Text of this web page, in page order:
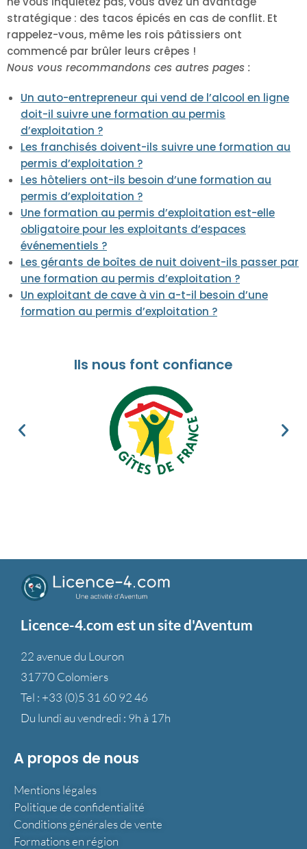
stratégique : des tacos épicés en cas de conflit. Et
rappelez-vous, même les rois pâtissiers ont
commencé par brûler leurs crêpes !
Nous vous recommandons ces autres pages :
Un auto-entrepreneur qui vend de l’alcool en ligne
doit-il suivre une formation au permis
d’exploitation ?
Les franchisés doivent-ils suivre une formation au
permis d’exploitation ?
Les hôteliers ont-ils besoin d’une formation au
permis d’exploitation ?
Une formation au permis d’exploitation est-elle
obligatoire pour les exploitants d’espaces
événementiels ?
Les gérants de boîtes de nuit doivent-ils passer par
une formation au permis d’exploitation ?
Un exploitant de cave à vin a-t-il besoin d’une
formation au permis d’exploitation ?
Ils nous font confiance
Licence-4.com est un site d'Aventum
22 avenue du Louron
31770 Colomiers
Tel : +33 (0)5 31 60 92 46
Du lundi au vendredi : 9h à 17h
A propos de nous
Mentions légales
Politique de confidentialité
Conditions générales de vente
Formations en région